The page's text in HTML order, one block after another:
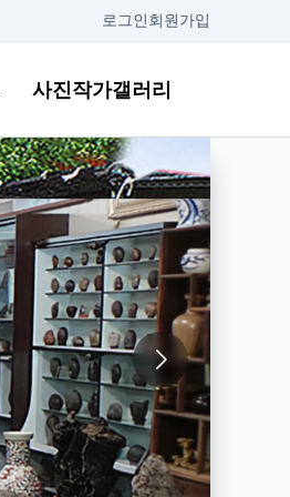
로그인회원가입
사진작가갤러리